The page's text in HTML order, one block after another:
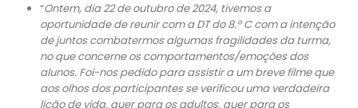
“Ontem, dia 22 de outubro de 2024, tivemos a
oportunidade de reunir com a DT do 8.º C com a intenção
de juntos combatermos algumas fragilidades da turma,
no que concerne os comportamentos/emoções dos
alunos. Foi-nos pedido para assistir a um breve filme que
aos olhos dos participantes se verificou uma verdadeira
lição de vida, quer para os adultos, quer para os